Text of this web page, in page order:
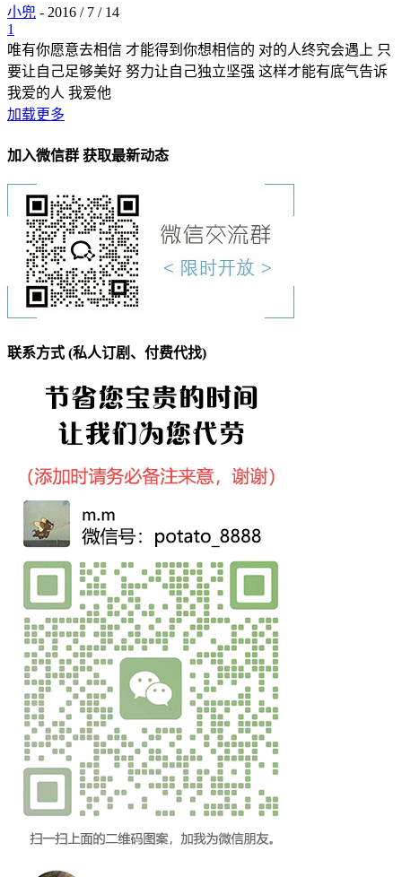
小兜 - 2016 / 7 / 14
1
唯有你愿意去相信 才能得到你想相信的 对的人终究会遇上 只
要让自己足够美好 努力让自己独立坚强 这样才能有底气告诉
我爱的人 我爱他
加载更多
加入微信群 获取最新动态
联系方式 (私人订剧、付费代找)